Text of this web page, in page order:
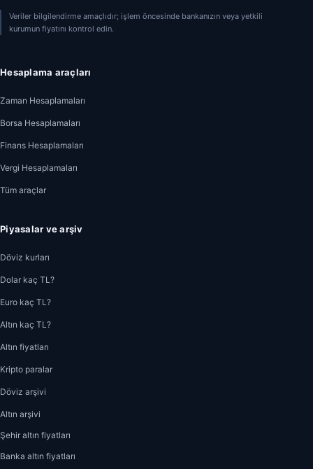
Veriler bilgilendirme amaçlıdır; işlem öncesinde bankanızın veya yetkili
kurumun fiyatını kontrol edin.
Hesaplama araçları
Zaman Hesaplamaları
Borsa Hesaplamaları
Finans Hesaplamaları
Vergi Hesaplamaları
Tüm araçlar
Piyasalar ve arşiv
Döviz kurları
Dolar kaç TL?
Euro kaç TL?
Altın kaç TL?
Altın fiyatları
Kripto paralar
Döviz arşivi
Altın arşivi
Şehir altın fiyatları
Banka altın fiyatları